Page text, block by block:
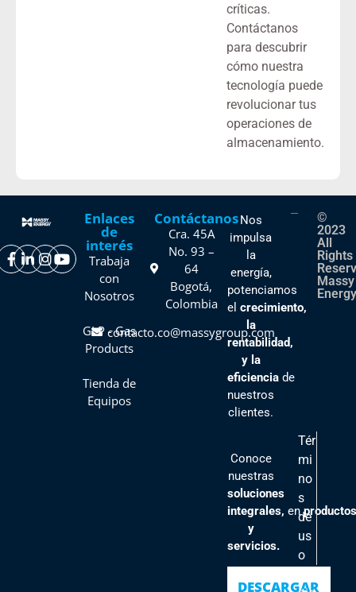
críticas.
Contáctanos
para descubrir
cómo nuestra
tecnología puede
revolucionar tus
operaciones de
almacenamiento.
Enlaces
de
interés
Trabaja
con
Nosotros
GLP - Gas
Products
Tienda de
Equipos
Contáctanos
Cra. 45A
No. 93 –
64
Bogotá,
Colombia
contacto.co@massygroup.com
Nos
impulsa
la
energía,
potenciamos
el crecimiento,
la
rentabilidad,
y la
eficienciade
nuestros
clientes.
Conoce
nuestras
soluciones
integrales, enproductos
y
servicios.
DESCARGAR
©
2023
All
Rights
Massy
Tér
mi
no
s
de
us
o